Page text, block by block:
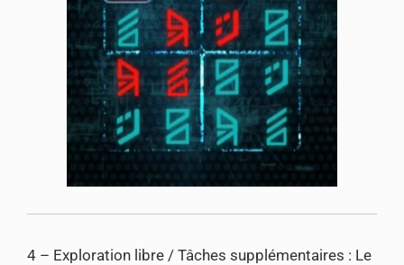
4 – Exploration libre / Tâches supplémentaires : Le